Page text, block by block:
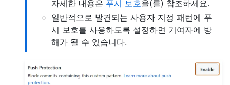
자세한 내용은 푸시 보호을(를) 참조하세요.
일반적으로 발견되는 사용자 지정 패턴에 푸
시 보호를 사용하도록 설정하면 기여자에 방
해가 될 수 있습니다.